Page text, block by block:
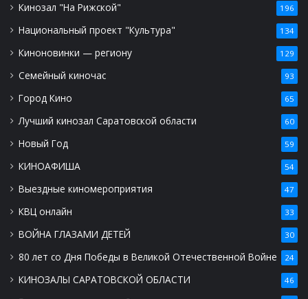
Кинозал "На Рижской" 196
Национальный проект "Культура" 134
Киноновинки — региону 129
Семейный киночас 93
Город Кино 65
Лучший кинозал Саратовской области 60
Новый Год 59
КИНОАФИША 54
Выездные киномероприятия 47
КВЦ онлайн 33
ВОЙНА ГЛАЗАМИ ДЕТЕЙ 30
80 лет со Дня Победы в Великой Отечественной Войне 24
КИНОЗАЛЫ САРАТОВСКОЙ ОБЛАСТИ 46